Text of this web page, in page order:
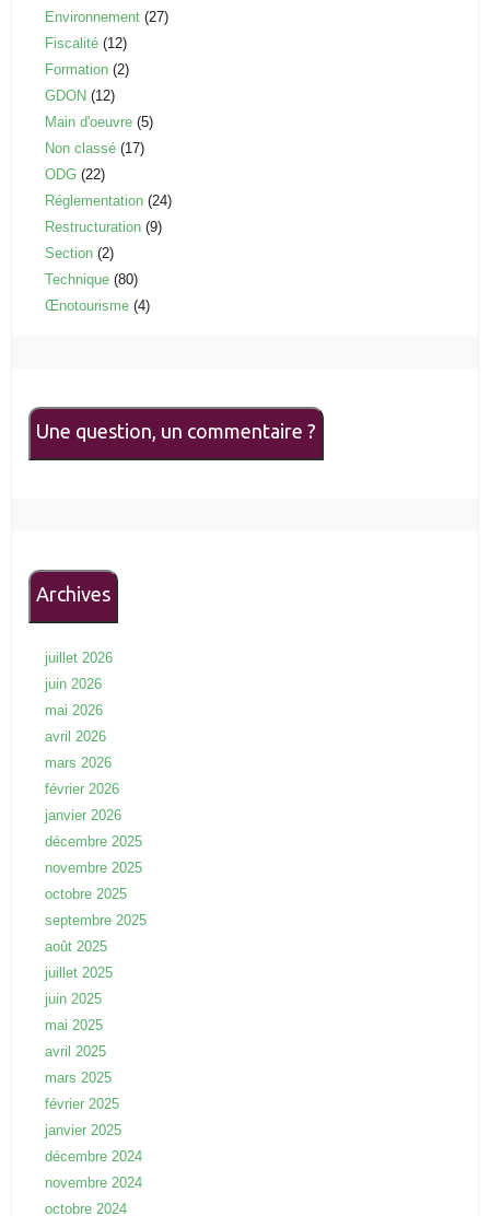
Environnement (27)
Fiscalité (12)
Formation (2)
GDON (12)
Main d'oeuvre (5)
Non classé (17)
ODG (22)
Réglementation (24)
Restructuration (9)
Section (2)
Technique (80)
Œnotourisme (4)
Une question, un commentaire ?
Archives
juillet 2026
juin 2026
mai 2026
avril 2026
mars 2026
février 2026
janvier 2026
décembre 2025
novembre 2025
octobre 2025
septembre 2025
août 2025
juillet 2025
juin 2025
mai 2025
avril 2025
mars 2025
février 2025
janvier 2025
décembre 2024
novembre 2024
octobre 2024